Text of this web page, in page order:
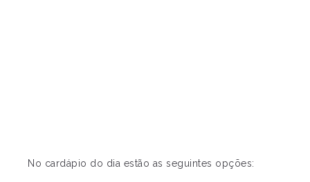
No cardápio do dia estão as seguintes opções: